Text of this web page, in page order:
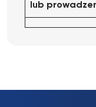
lub